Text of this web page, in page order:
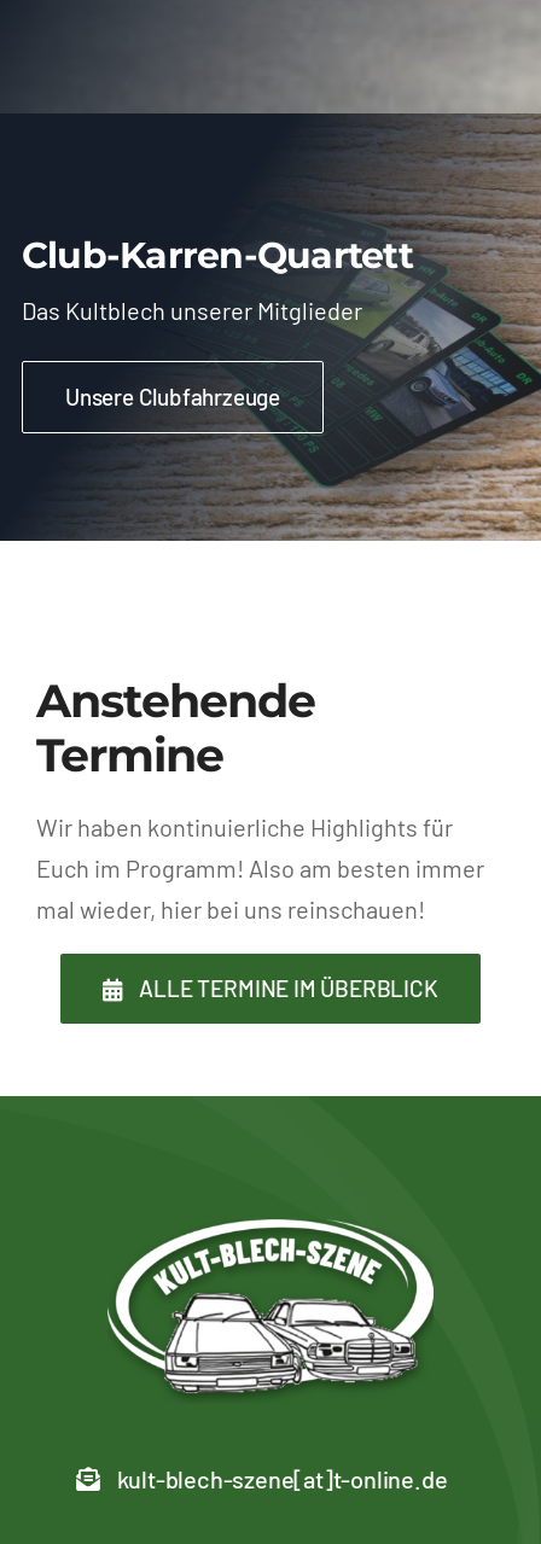
Club-Karren-Quartett
Das Kultblech unserer Mitglieder
Unsere Clubfahrzeuge
Anstehende
Termine
Wir haben kontinuierliche Highlights für
Euch im Programm! Also am besten immer
mal wieder, hier bei uns reinschauen!
ALLE TERMINE IM ÜBERBLICK
kult-blech-szene[at]t-online.de